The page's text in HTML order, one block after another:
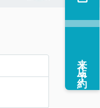
来店予約